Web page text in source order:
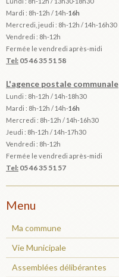
Mardi : 8h-12h / 14h-16h
Mercredi, jeudi : 8h-12h / 14h-16h30
Vendredi : 8h-12h
Fermée le vendredi après-midi
Tel: 05 46 35 51 58
L'agence postale communale
Lundi : 8h-12h / 14h-18h30
Mardi : 8h-12h / 14h-16h
Mercredi : 8h-12h / 14h-16h30
Jeudi : 8h-12h / 14h-17h30
Vendredi : 8h-12h
Fermée le vendredi après-midi
Tel: 05 46 35 51 57
Menu
Ma commune
Vie Municipale
Assemblées délibérantes